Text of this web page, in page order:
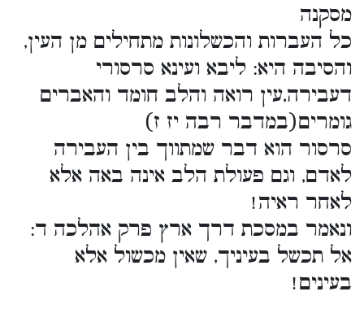
מסקנה
כל העברות והכשלונות מתחילים מן העין,
והסיבה היא: ליבא ועינא סרסורי
דעבירה,עין רואה והלב חומד והאברים
גומרים(במדבר רבה יז ז)
סרסור הוא דבר שמתווך בין העבירה
לאדם, וגם פעולת הלב אינה באה אלא
לאחר ראיה!
ונאמר במסכת דרך ארץ פרק אהלכה ד:
אל תכשל בעיניך, שאין מכשול אלא
בעינים!